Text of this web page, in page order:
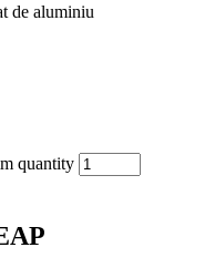
de aluminiu
quantity